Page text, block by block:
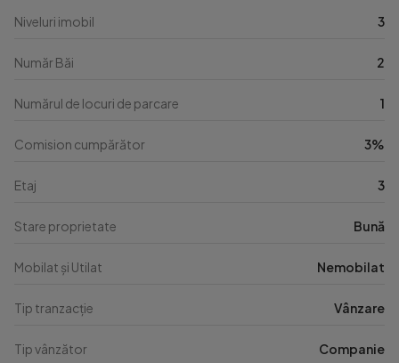
Niveluri imobil 3
Număr Băi 2
Numărul de locuri de parcare 1
Comision cumpărător 3%
Etaj 3
Stare proprietate Bună
Mobilat și Utilat Nemobilat
Tip tranzacție Vânzare
Tip vânzător Companie